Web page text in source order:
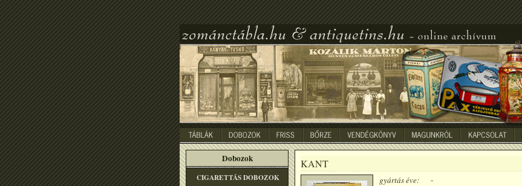
Dobozok
CIGARETTÁS DOBOZOK
KANT
gyártás éve:
-